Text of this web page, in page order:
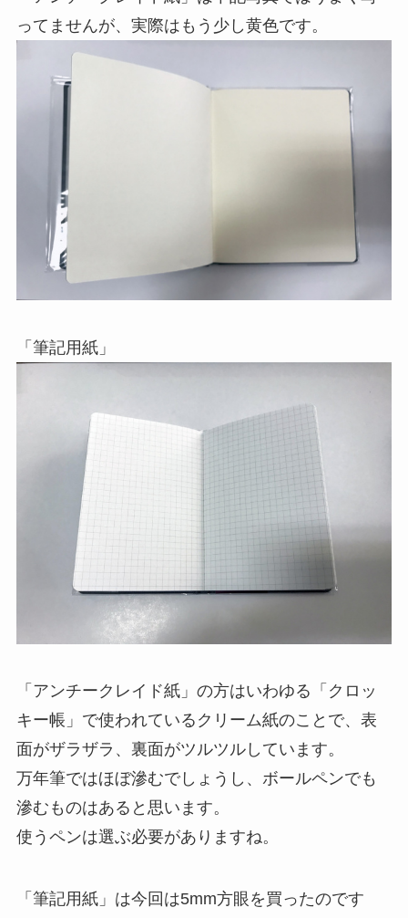
ってませんが、実際はもう少し黄色です。
「筆記用紙」
「アンチークレイド紙」の方はいわゆる「クロッ
キー帳」で使われているクリーム紙のことで、表
面がザラザラ、裏面がツルツルしています。
万年筆ではほぼ滲むでしょうし、ボールペンでも
滲むものはあると思います。
使うペンは選ぶ必要がありますね。
「筆記用紙」は今回は5mm方眼を買ったのです